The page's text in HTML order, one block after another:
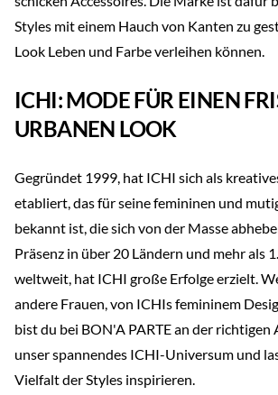
Styles mit einem Hauch von Kanten zu
Look Leben und Farbe verleihen können.
ICHI: MODE FÜR EINEN
URBANEN LOOK
Gegründet 1999, hat ICHI sich als
etabliert, das für seine femininen und
bekannt ist, die sich von der Masse
Präsenz in über 20 Ländern und mehr als
weltweit, hat ICHI große Erfolge erzielt.
andere Frauen, von ICHIs femininem
bist du bei BON'A PARTE an der richtigen
unser spannendes ICHI-Universum und
Vielfalt der Styles inspirieren.